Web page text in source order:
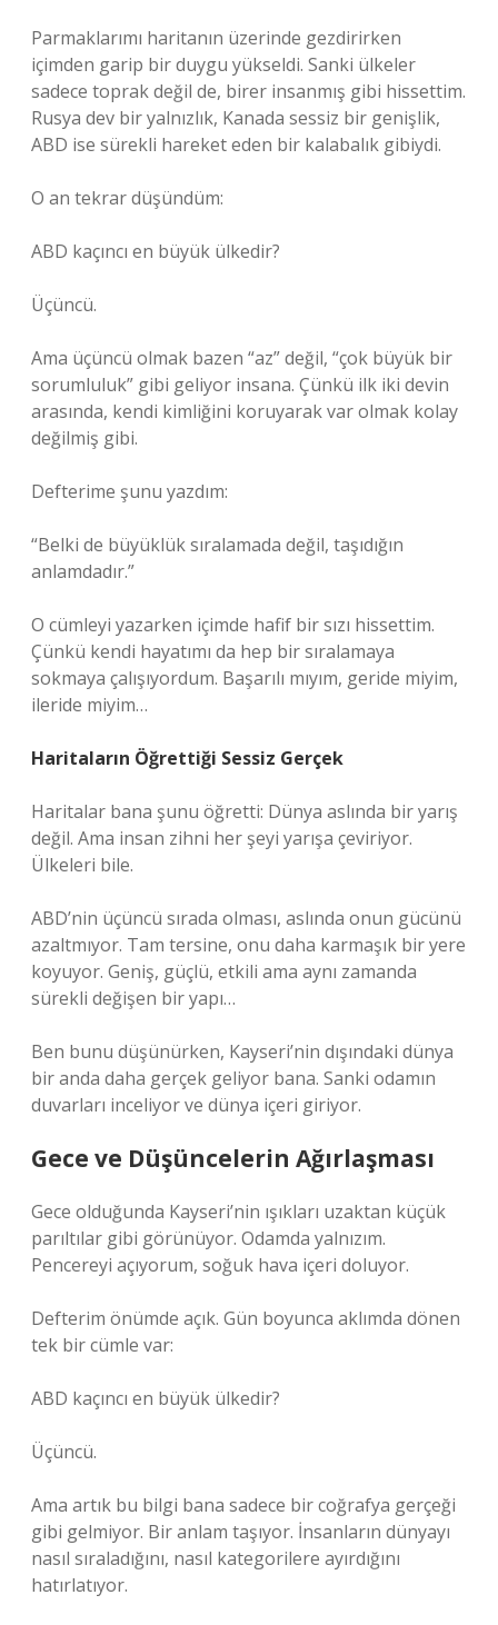
Parmaklarımı haritanın üzerinde gezdirirken
içimden garip bir duygu yükseldi. Sanki ülkeler
sadece toprak değil de, birer insanmış gibi hissettim.
Rusya dev bir yalnızlık, Kanada sessiz bir genişlik,
ABD ise sürekli hareket eden bir kalabalık gibiydi.
O an tekrar düşündüm:
ABD kaçıncı en büyük ülkedir?
Üçüncü.
Ama üçüncü olmak bazen “az” değil, “çok büyük bir
sorumluluk” gibi geliyor insana. Çünkü ilk iki devin
arasında, kendi kimliğini koruyarak var olmak kolay
değilmiş gibi.
Defterime şunu yazdım:
“Belki de büyüklük sıralamada değil, taşıdığın
anlamdadır.”
O cümleyi yazarken içimde hafif bir sızı hissettim.
Çünkü kendi hayatımı da hep bir sıralamaya
sokmaya çalışıyordum. Başarılı mıyım, geride miyim,
ileride miyim…
Haritaların Öğrettiği Sessiz Gerçek
Haritalar bana şunu öğretti: Dünya aslında bir yarış
değil. Ama insan zihni her şeyi yarışa çeviriyor.
Ülkeleri bile.
ABD’nin üçüncü sırada olması, aslında onun gücünü
azaltmıyor. Tam tersine, onu daha karmaşık bir yere
koyuyor. Geniş, güçlü, etkili ama aynı zamanda
sürekli değişen bir yapı…
Ben bunu düşünürken, Kayseri’nin dışındaki dünya
bir anda daha gerçek geliyor bana. Sanki odamın
duvarları inceliyor ve dünya içeri giriyor.
Gece ve Düşüncelerin Ağırlaşması
Gece olduğunda Kayseri’nin ışıkları uzaktan küçük
parıltılar gibi görünüyor. Odamda yalnızım.
Pencereyi açıyorum, soğuk hava içeri doluyor.
Defterim önümde açık. Gün boyunca aklımda dönen
tek bir cümle var:
ABD kaçıncı en büyük ülkedir?
Üçüncü.
Ama artık bu bilgi bana sadece bir coğrafya gerçeği
gibi gelmiyor. Bir anlam taşıyor. İnsanların dünyayı
nasıl sıraladığını, nasıl kategorilere ayırdığını
hatırlatıyor.